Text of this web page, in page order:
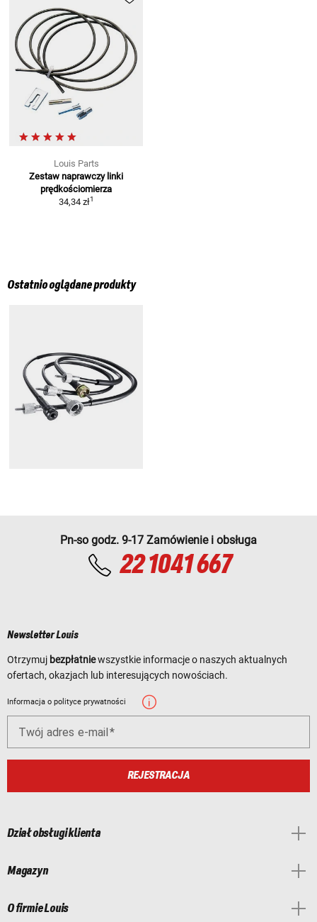
Louis Parts
Zestaw naprawczy linki
prędkościomierza
34,34 zł1
Ostatnio oglądane produkty
Pn-so godz. 9-17 Zamówienie i obsługa
22 1041 667
Newsletter Louis
Otrzymuj bezpłatniewszystkie informacje o naszych aktualnych
ofertach, okazjach lub interesujących nowościach.
Informacja o polityce prywatności
Twój adres e-mail
REJESTRACJA
Dział obsługi klienta
Magazyn
O firmie Louis